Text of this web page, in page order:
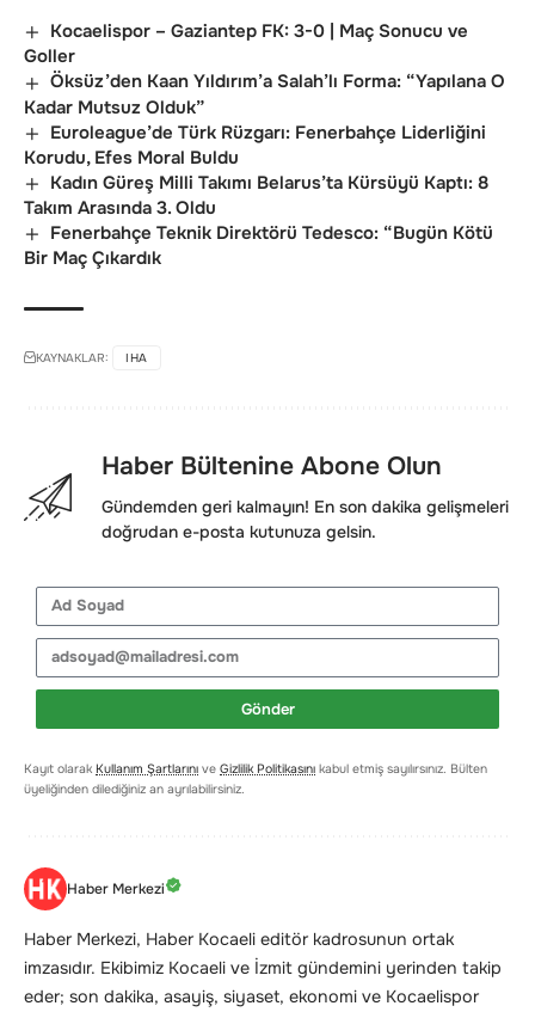
Kocaelispor – Gaziantep FK: 3-0 | Maç Sonucu ve
Goller
Öksüz’den Kaan Yıldırım’a Salah’lı Forma: “Yapılana O
Kadar Mutsuz Olduk”
Euroleague’de Türk Rüzgarı: Fenerbahçe Liderliğini
Korudu, Efes Moral Buldu
Kadın Güreş Milli Takımı Belarus’ta Kürsüyü Kaptı: 8
Takım Arasında 3. Oldu
Fenerbahçe Teknik Direktörü Tedesco: “Bugün Kötü
Bir Maç Çıkardık
KAYNAKLAR: IHA
Haber Bültenine Abone Olun
Gündemden geri kalmayın! En son dakika gelişmeleri
doğrudan e-posta kutunuza gelsin.
Gönder
Kayıt olarak Kullanım Şartlarını ve Gizlilik Politikasını kabul etmiş sayılırsınız. Bülten
üyeliğinden dilediğiniz an ayrılabilirsiniz.
Haber Merkezi
Haber Merkezi, Haber Kocaeli editör kadrosunun ortak
imzasıdır. Ekibimiz Kocaeli ve İzmit gündemini yerinden takip
eder; son dakika, asayiş, siyaset, ekonomi ve Kocaelispor